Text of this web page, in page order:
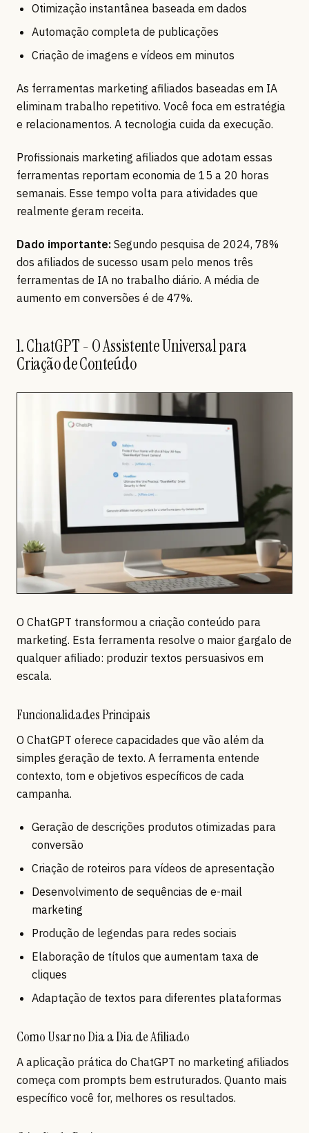
Otimização instantânea baseada em dados
Automação completa de publicações
Criação de imagens e vídeos em minutos
As ferramentas marketing afiliados baseadas em IA
eliminam trabalho repetitivo. Você foca em estratégia
e relacionamentos. A tecnologia cuida da execução.
Profissionais marketing afiliados que adotam essas
ferramentas reportam economia de 15 a 20 horas
semanais. Esse tempo volta para atividades que
realmente geram receita.
Dado importante: Segundo pesquisa de 2024, 78%
dos afiliados de sucesso usam pelo menos três
ferramentas de IA no trabalho diário. A média de
aumento em conversões é de 47%.
1. ChatGPT - O Assistente Universal para
Criação de Conteúdo
O ChatGPT transformou a criação conteúdo para
marketing. Esta ferramenta resolve o maior gargalo de
qualquer afiliado: produzir textos persuasivos em
escala.
Funcionalidades Principais
O ChatGPT oferece capacidades que vão além da
simples geração de texto. A ferramenta entende
contexto, tom e objetivos específicos de cada
campanha.
Geração de descrições produtos otimizadas para
conversão
Criação de roteiros para vídeos de apresentação
Desenvolvimento de sequências de e-mail
marketing
Produção de legendas para redes sociais
Elaboração de títulos que aumentam taxa de
cliques
Adaptação de textos para diferentes plataformas
Como Usar no Dia a Dia de Afiliado
A aplicação prática do ChatGPT no marketing afiliados
começa com prompts bem estruturados. Quanto mais
específico você for, melhores os resultados.